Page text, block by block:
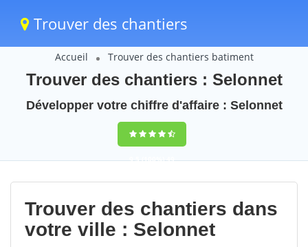
Trouver des chantiers
Accueil Trouver des chantiers batiment
Trouver des chantiers : Selonnet
Développer votre chiffre d'affaire : Selonnet
9,5(100%)49
votes
Trouver des chantiers dans
votre ville : Selonnet